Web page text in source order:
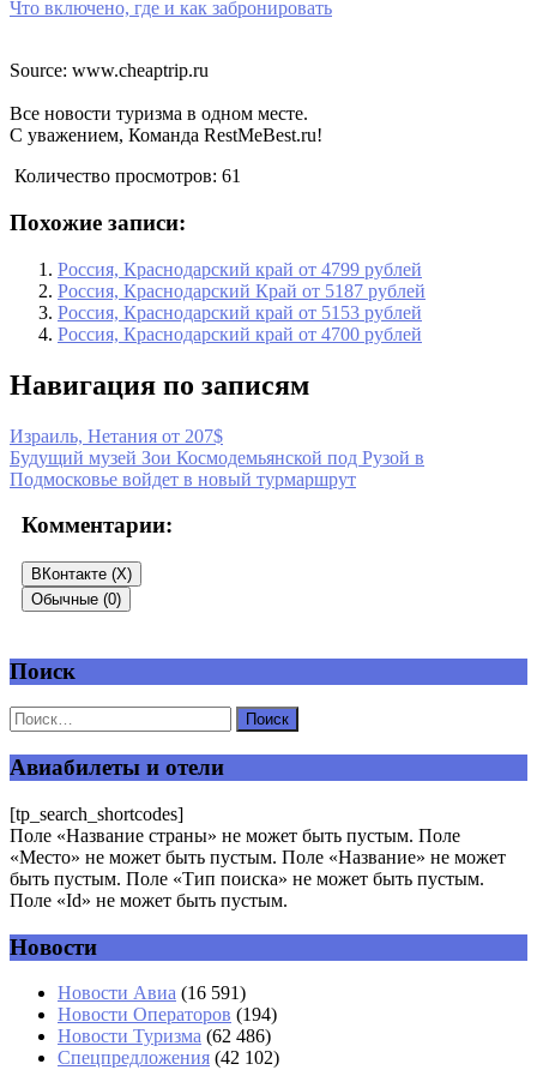
Что включено, где и как забронировать
Source: www.cheaptrip.ru
Все новости туризма в одном месте.
С уважением, Команда RestMeBest.ru!
Количество просмотров: 61
Похожие записи:
Россия, Краснодарский край от 4799 рублей
Россия, Краснодарский Край от 5187 рублей
Россия, Краснодарский край от 5153 рублей
Россия, Краснодарский край от 4700 рублей
Навигация по записям
Израиль, Нетания от 207$
Будущий музей Зои Космодемьянской под Рузой в
Подмосковье войдет в новый турмаршрут
Комментарии:
ВКонтакте (X)
Обычные (0)
Добавить комментарий
Ваш адрес email не будет опубликован.
Имя *
Email*
Поиск
Авиабилеты и отели
[tp_search_shortcodes]
Поле «Название страны» не может быть пустым. Поле
«Место» не может быть пустым. Поле «Название» не может
быть пустым. Поле «Тип поиска» не может быть пустым.
Поле «Id» не может быть пустым.
Новости
Новости Авиа (16 591)
Новости Операторов (194)
Новости Туризма (62 486)
Спецпредложения (42 102)